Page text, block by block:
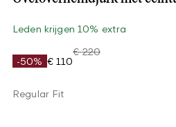
Leden krijgen 10% extra
-50% € 110
€ 220
Regular Fit